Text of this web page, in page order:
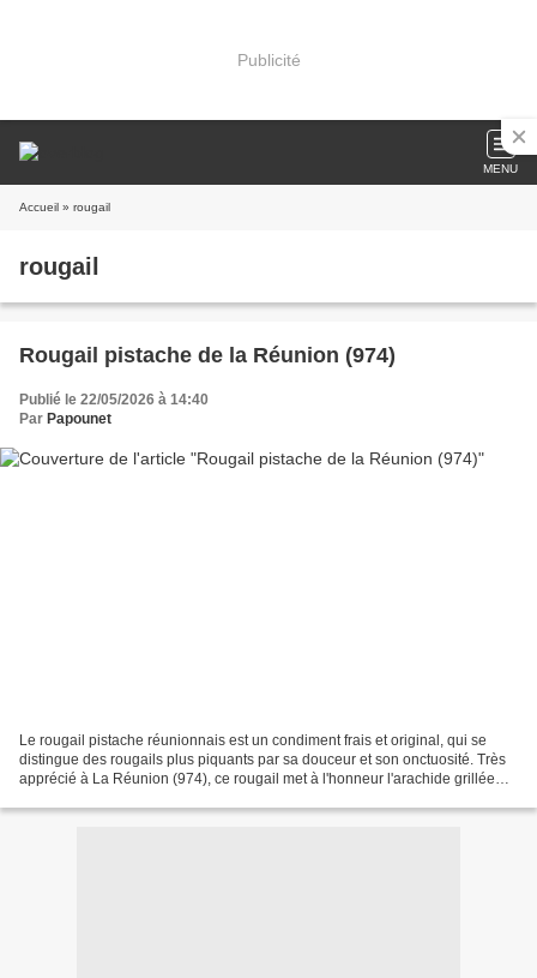
Publicité
MENU
Accueil » rougail
rougail
Rougail pistache de la Réunion (974)
Publié le 22/05/2026 à 14:40
Par Papounet
Le rougail pistache réunionnais est un condiment frais et original, qui se
distingue des rougails plus piquants par sa douceur et son onctuosité. Très
apprécié à La Réunion (974), ce rougail met à l'honneur l'arachide grillée